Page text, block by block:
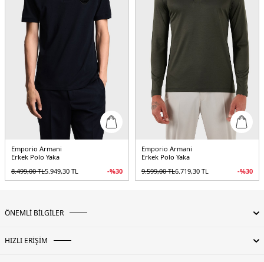
Emporio Armani
Erkek Polo Yaka
8.499,00TL5.949,30 TL -%30
Emporio Armani
Erkek Polo Yaka
9.599,00TL6.719,30 TL -%30
ÖNEMLİ BİLGİLER
HIZLI ERİŞİM